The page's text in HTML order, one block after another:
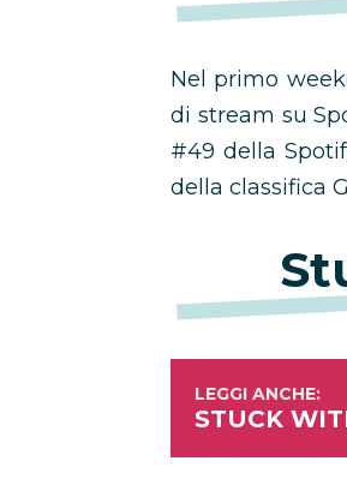
Nel primo
di stream su
#49 della
della classifica
STUCK